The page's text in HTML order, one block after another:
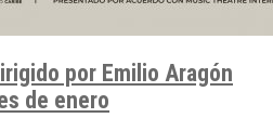
por Emilio Aragón
de enero